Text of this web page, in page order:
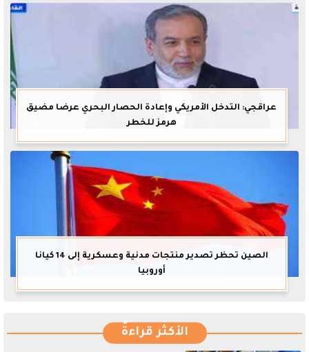
عراقجي: التدخل الأمريكي وإعادة الحصار البحري عرضا مضيق
هرمز للخطر
الصين تحظر تصدير منتجات مدنية وعسكرية إلى 14 كيانا
أوروبيا
الأكثر قراءةً